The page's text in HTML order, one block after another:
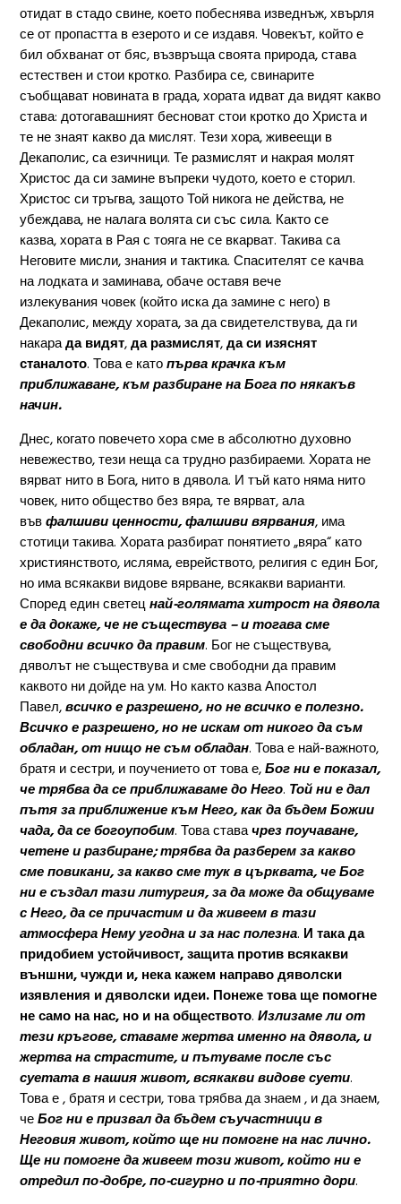
отидат в стадо свине, което побеснява изведнъж, хвърля
се от пропастта в езерото и се издавя. Човекът, който е
бил обхванат от бяс, възвръща своята природа, става
естествен и стои кротко. Разбира се, свинарите
съобщават новината в града, хората идват да видят какво
става: дотогавашният бесноват стои кротко до Христа и
те не знаят какво да мислят. Тези хора, живеещи в
Декаполис, са езичници. Те размислят и накрая молят
Христос да си замине въпреки чудото, което е сторил.
Христос си тръгва, защото Той никога не действа, не
убеждава, не налага волята си със сила. Както се
казва, хората в Рая с тояга не се вкарват. Такива са
Неговите мисли, знания и тактика. Спасителят се качва
на лодката и заминава, обаче оставя вече
излекувания човек (който иска да замине с него) в
Декаполис, между хората, за да свидетелствува, да ги
накарада видят,да размислят,да си изяснят
станалото. Това е катопърва крачка към
приближаване, към разбиране на Бога по някакъв
начин.
Днес, когато повечето хора сме в абсолютно духовно
невежество, тези неща са трудно разбираеми. Хората не
вярват нито в Бога, нито в дявола. И тъй като няма нито
човек, нито общество без вяра, те вярват, ала
въвфалшиви ценности, фалшиви вярвания, има
стотици такива. Хората разбират понятието „вяра“ като
християнството, исляма, еврейството, религия с един Бог,
но има всякакви видове вярване, всякакви варианти.
Според един светецнай-голямата хитрост на дявола
е да докаже, че не съществува – и тогава сме
свободни всичко да правим. Бог не съществува,
дяволът не съществува и сме свободни да правим
каквото ни дойде на ум. Но както казва Апостол
Павел,всичко е разрешено, но не всичко е полезно.
Всичко е разрешено, но не искам от никого да съм
обладан, от нищо не съм обладан. Това е най-важното,
братя и сестри, и поучението от това е,Бог ни е показал,
че трябва да се приближаваме до Него. Той ни е дал
пътя за приближение към Него, как да бъдем Божии
чада, да се богоупобим. Това ставачрез поучаване,
четене и разбиране; трябва да разберем за какво
сме повикани, за какво сме тук в църквата, че Бог
ни е създал тази литургия, за да може да общуваме
с Него, да се причастим и да живеем в тази
атмосфера Нему угодна и за нас полезна. И така да
придобием устойчивост, защита против всякакви
външни, чужди и, нека кажем направо дяволски
изявления и дяволски идеи. Понеже това ще помогне
не само на нас, но и на обществото.Излизаме ли от
тези кръгове, ставаме жертва именно на дявола, и
жертва на страстите, и пътуваме после със
суетата в нашия живот, всякакви видове суети.
Това е , братя и сестри, това трябва да знаем , и да знаем,
чеБог ни е призвал да бъдем съучастници в
Неговия живот, който ще ни помогне на нас лично.
Ще ни помогне да живеем този живот, който ни е
отредил по-добре, по-сигурно и по-приятно дори.